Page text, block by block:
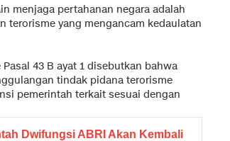
menjaga pertahanan negara adalah
terorisme yang mengancam kedaulatan
43 B ayat 1 disebutkan bahwa
tindak pidana terorisme
pemerintah terkait sesuai dengan
Dwifungsi ABRI Akan Kembali